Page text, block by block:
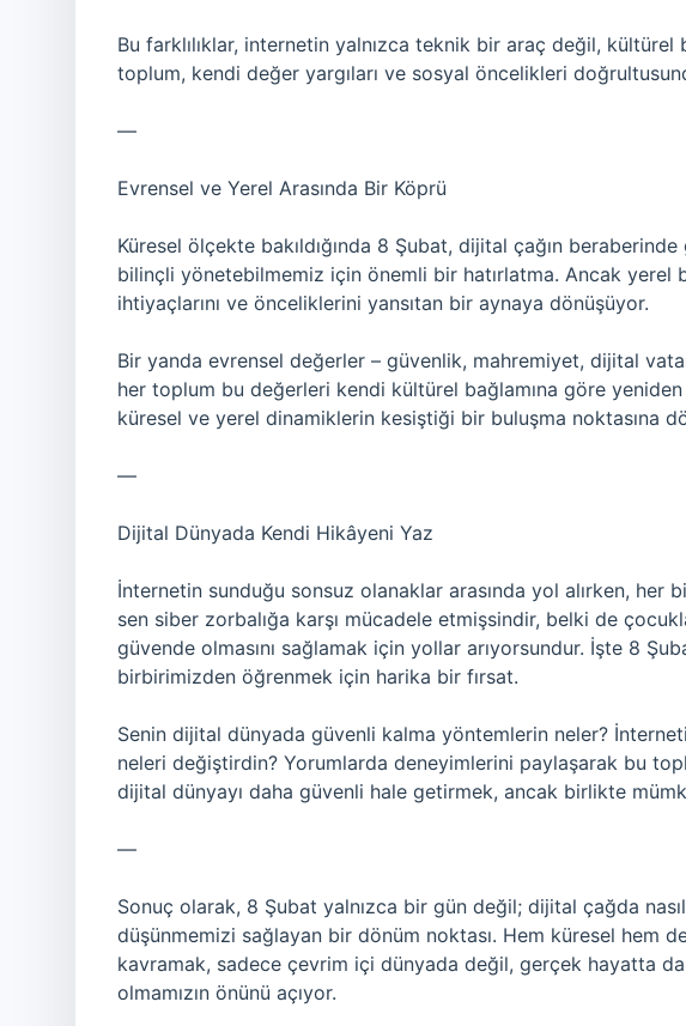
Bu farklılıklar, internetin yalnızca teknik bir araç değil, kültürel
toplum, kendi değer yargıları ve sosyal öncelikleri
—
Evrensel ve Yerel Arasında Bir Köprü
Küresel ölçekte bakıldığında 8 Şubat, dijital çağın
bilinçli yönetebilmemiz için önemli bir hatırlatma. Ancak yerel
ihtiyaçlarını ve önceliklerini yansıtan bir aynaya dönüşüyor.
Bir yanda evrensel değerler – güvenlik, mahremiyet, dijital
her toplum bu değerleri kendi kültürel bağlamına göre
küresel ve yerel dinamiklerin kesiştiği bir buluşma noktasına
—
Dijital Dünyada Kendi Hikâyeni Yaz
İnternetin sunduğu sonsuz olanaklar arasında yol alırken, her
sen siber zorbalığa karşı mücadele etmişsindir, belki de
güvende olmasını sağlamak için yollar arıyorsundur. İşte 8
birbirimizden öğrenmek için harika bir fırsat.
Senin dijital dünyada güvenli kalma yöntemlerin neler?
neleri değiştirdin? Yorumlarda deneyimlerini paylaşarak bu
dijital dünyayı daha güvenli hale getirmek, ancak birlikte
—
Sonuç olarak, 8 Şubat yalnızca bir gün değil; dijital çağda
düşünmemizi sağlayan bir dönüm noktası. Hem küresel hem
kavramak, sadece çevrim içi dünyada değil, gerçek hayatta
olmamızın önünü açıyor.